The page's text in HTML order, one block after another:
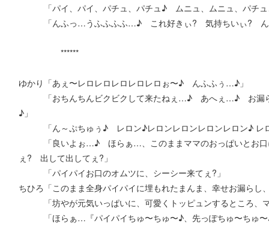
「パイ、パイ、パチュ、パチュ♪ ムニュ、ムニュ、パチュ
「んふっ…うふふふふ…♪ これ好きぃ? 気持ちいぃ? ん
******
ゆかり「あぇ〜レロレロレロレロレロぉ〜♪ んふふぅ…♪」
「おちんちんビクビクして来たねぇ…♪ あへぇ…♪ お漏
♪」
「ん～ぷちゅぅ♪ レロン♪レロンレロンレロンレロン♪ レ
「良いよぉ…♪ ほらぁ…、このままママのおっぱいとお口に
ぇ? 出して出してぇ?」
「パイパイお口のオムツに、シーシー来てぇ?」
ちひろ「このまま全身パイパイに埋もれたまんま、幸せお漏ら
「坊やが元気いっぱいに、可愛くトッピュンするところ、
「ほらぁ…『パイパイちゅ〜ちゅ〜♪、先っぽちゅ〜ちゅ〜♪